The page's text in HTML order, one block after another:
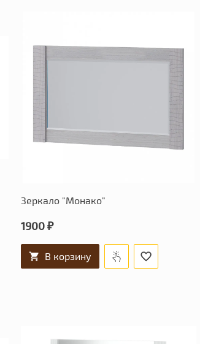
Зеркало "Монако"
1900 ₽
В корзину